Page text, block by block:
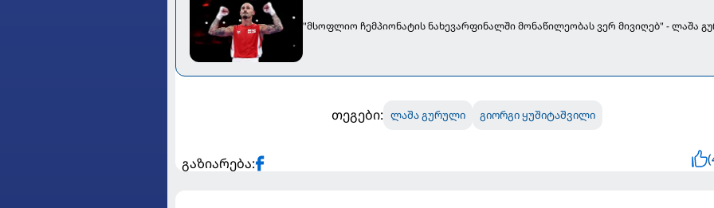
"მსოფლიო ჩემპიონატის ნახევარფინალში მონაწილეობას ვერ მივიღებ" - ლაშა
თეგები: ლაშა გურული გიორგი ყუშიტაშვილი
გაზიარება: